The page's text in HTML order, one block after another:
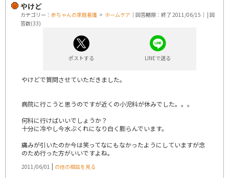
やけど
カテゴリー： 赤ちゃんの家庭看護 > ホームケア ｜回答期限：終了 2011/06/15｜ | 回
答数(33)
ポストする LINEで送る
やけどで質問させていただきました。
病院に行こうと思うのですが近くの小児科が休みでした。。。
何科に行けばいいでしょうか？
十分に冷やし今水ぶくれになり白く膨らんでいます。
痛みが引いたのか今は笑ってなにもなかったようにしていますが念
のため行った方がいいですよね。
2011/06/01 | の他の相談を見る